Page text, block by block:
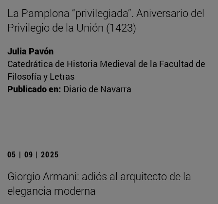
La Pamplona “privilegiada”. Aniversario del
Privilegio de la Unión (1423)
Julia Pavón
Catedrática de Historia Medieval de la Facultad de
Filosofía y Letras
Publicado en: Diario de Navarra
05 | 09 | 2025
Giorgio Armani: adiós al arquitecto de la
elegancia moderna